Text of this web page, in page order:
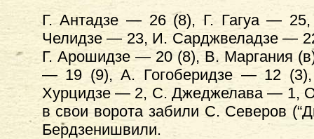
Г. Антадзе — 26 (8), Г. Гагуа —
Челидзе — 23, И. Сарджвеладзе —
Г. Арошидзе — 20 (8), В. Маргания
— 19 (9), А. Гогоберидзе — 12
Хурцидзе — 2, С. Джеджелава — 1,
в свои ворота забили С. Северов
Бердзенишвили.